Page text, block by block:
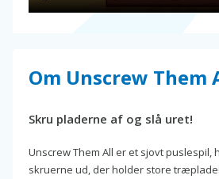
Om Unscrew Them
Skru pladerne af og slå uret!
Unscrew Them All er et sjovt puslespil,
skruerne ud, der holder store